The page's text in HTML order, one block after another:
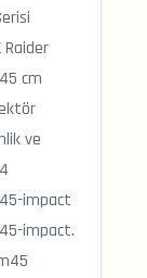
Raider
cm
ve
impact
impact.